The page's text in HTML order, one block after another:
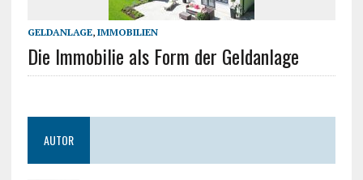
GELDANLAGE, IMMOBILIEN
Die Immobilie als Form der Geldanlage
AUTOR